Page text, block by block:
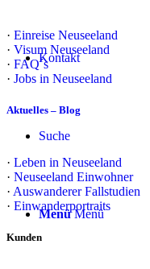
Kontakt
Suche
Menü Menü
· Einreise Neuseeland
· Visum Neuseeland
· FAQ´s
· Jobs in Neuseeland
Aktuelles – Blog
· Leben in Neuseeland
· Neuseeland Einwohner
· Auswanderer Fallstudien
· Einwanderportraits
Kunden